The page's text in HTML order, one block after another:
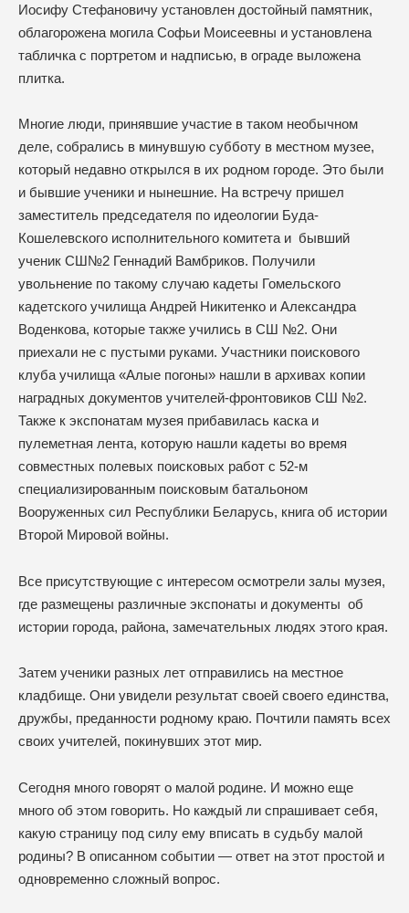
Иосифу Стефановичу установлен достойный памятник,
облагорожена могила Софьи Моисеевны и установлена
табличка с портретом и надписью, в ограде выложена
плитка.
Многие люди, принявшие участие в таком необычном
деле, собрались в минувшую субботу в местном музее,
который недавно открылся в их родном городе. Это были
и бывшие ученики и нынешние. На встречу пришел
заместитель председателя по идеологии Буда-
Кошелевского исполнительного комитета и бывший
ученик СШ№2 Геннадий Вамбриков. Получили
увольнение по такому случаю кадеты Гомельского
кадетского училища Андрей Никитенко и Александра
Воденкова, которые также учились в СШ №2. Они
приехали не с пустыми руками. Участники поискового
клуба училища «Алые погоны» нашли в архивах копии
наградных документов учителей-фронтовиков СШ №2.
Также к экспонатам музея прибавилась каска и
пулеметная лента, которую нашли кадеты во время
совместных полевых поисковых работ с 52-м
специализированным поисковым батальоном
Вооруженных сил Республики Беларусь, книга об истории
Второй Мировой войны.
Все присутствующие с интересом осмотрели залы музея,
где размещены различные экспонаты и документы об
истории города, района, замечательных людях этого края.
Затем ученики разных лет отправились на местное
кладбище. Они увидели результат своей своего единства,
дружбы, преданности родному краю. Почтили память всех
своих учителей, покинувших этот мир.
Сегодня много говорят о малой родине. И можно еще
много об этом говорить. Но каждый ли спрашивает себя,
какую страницу под силу ему вписать в судьбу малой
родины? В описанном событии — ответ на этот простой и
одновременно сложный вопрос.